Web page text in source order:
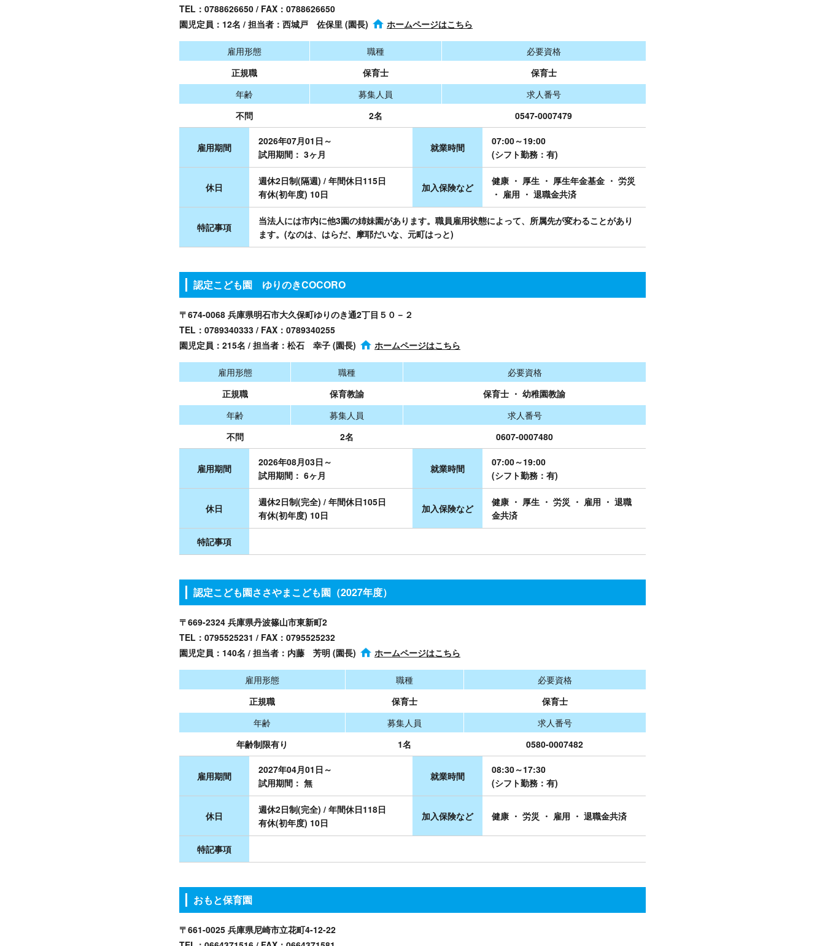
TEL： 0788626650 / FAX：0788626650
園児定員：12名 / 担当者：西城戸 佐保里 (園長)
ホームページはこちら
雇用形態 職種
必要資格
正規職
保育士
保育士
年齢
募集人員
求人番号
不問
2名 0547-0007479
雇用期間
2026年07月01日～
試用期間： 3ヶ月
就業時間
07:00～19:00
(シフト勤務：有)
休日
週休2日制(隔週) / 年間休日115日
有休(初年度) 10日
加入保険など
健康 ・ 厚生 ・ 厚生年金基金 ・ 労災
・ 雇用 ・ 退職金共済
特記事項
当法人には市内に他3園の姉妹園があります。職員雇用状態によって、所属先が変わることがあり
ます。(なのは、はらだ、摩耶だいな、元町はっと)
認定こども園 ゆりのきCOCORO
〒674-0068 兵庫県明石市大久保町ゆりのき通2丁目５０－２
TEL： 0789340333 / FAX：0789340255
園児定員：215名 / 担当者：松石 幸子 (園長)
ホームページはこちら
雇用形態 職種
必要資格
正規職
保育教諭
保育士 ・ 幼稚園教諭
年齢
募集人員
求人番号
不問
2名 0607-0007480
雇用期間
2026年08月03日～
試用期間： 6ヶ月
就業時間
07:00～19:00
(シフト勤務：有)
休日
週休2日制(完全) / 年間休日105日
有休(初年度) 10日
加入保険など
健康 ・ 厚生 ・ 労災 ・ 雇用 ・ 退職
金共済
特記事項
認定こども園ささやまこども園（2027年度）
〒669-2324 兵庫県丹波篠山市東新町2
TEL： 0795525231 / FAX：0795525232
園児定員：140名 / 担当者：内藤 芳明 (園長)
ホームページはこちら
雇用形態 職種
必要資格
正規職
保育士
保育士
年齢
募集人員
求人番号
年齢制限有り
1名 0580-0007482
雇用期間
2027年04月01日～
試用期間： 無
就業時間
08:30～17:30
(シフト勤務：有)
休日
週休2日制(完全) / 年間休日118日
有休(初年度) 10日
加入保険など 健康 ・ 労災 ・ 雇用 ・ 退職金共済
特記事項
おもと保育園
〒661-0025 兵庫県尼崎市立花町4-12-22